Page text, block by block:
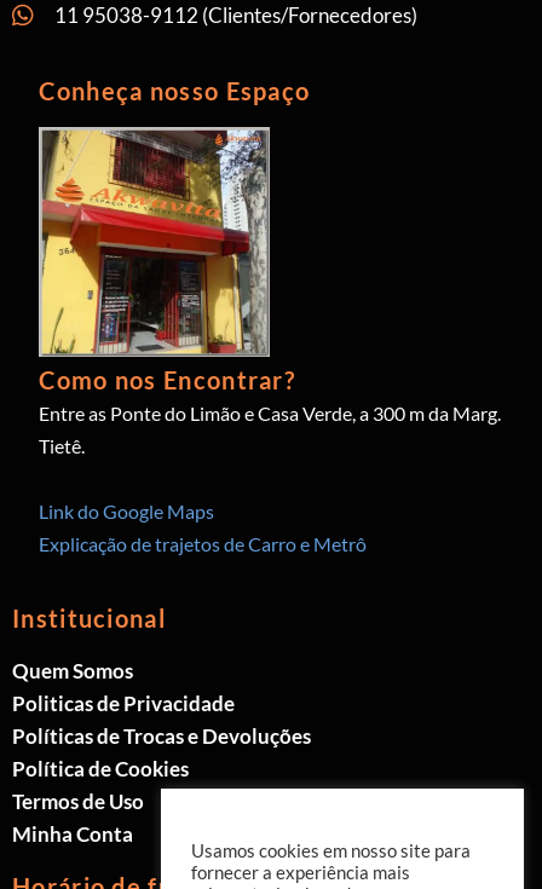
11 95038-9112 (Clientes/Fornecedores)
Conheça nosso Espaço
Como nos Encontrar?
Entre as Ponte do Limão e Casa Verde, a 300 m da Marg.
Tietê.
Link do Google Maps
Explicação de trajetos de Carro e Metrô
Institucional
Quem Somos
Politicas de Privacidade
Políticas de Trocas e Devoluções
Política de Cookies
Termos de Uso
Minha Conta
Usamos cookies em nosso site para
fornecer a experiência mais